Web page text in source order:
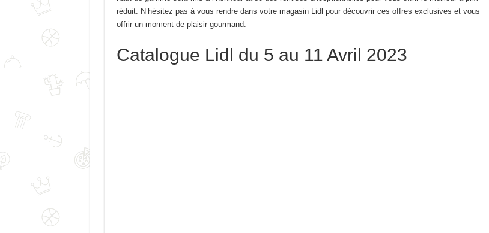
réduit. N’hésitez pas à vous rendre dans votre magasin Lidl pour découvrir ces offres exclusives et vous
offrir un moment de plaisir gourmand.
Catalogue Lidl du 5 au 11 Avril 2023